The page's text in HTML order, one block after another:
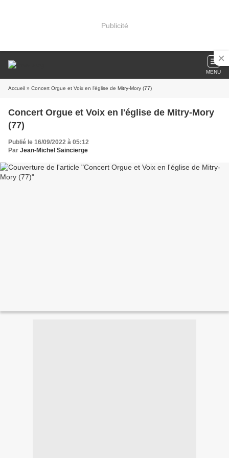
Publicité
MENU
Accueil » Concert Orgue et Voix en l'église de Mitry-Mory (77)
Concert Orgue et Voix en l'église de Mitry-Mory
(77)
Publié le 16/09/2022 à 05:12
Par Jean-Michel Saincierge